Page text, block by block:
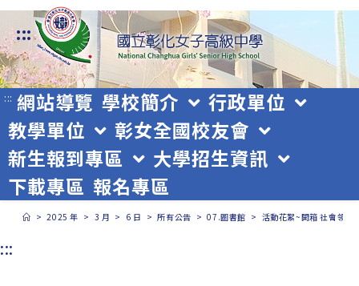
跳
轉
至
主
要
內
容
:::
::: 網站導覽 學校簡介
行政單位
教學單位
彰女全國校友會
新生報到專區
大學招生資訊
下載專區 報名專區
> 2025 年 > 3 月 > 6 日 > 所有公告 > 07.圖書館 > 活動花絮~開箱 社會領域
:::